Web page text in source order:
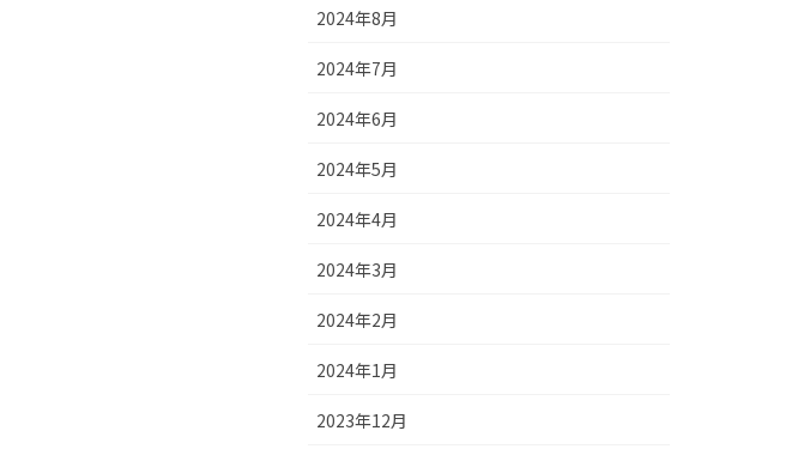
2024年8月
2024年7月
2024年6月
2024年5月
2024年4月
2024年3月
2024年2月
2024年1月
2023年12月